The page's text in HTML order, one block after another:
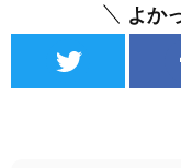
よか